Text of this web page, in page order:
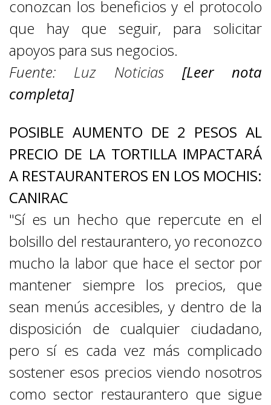
conozcan los beneficios y el protocolo
que hay que seguir, para solicitar
apoyos para sus negocios.
Fuente: Luz Noticias [Leer nota
completa]
POSIBLE AUMENTO DE 2 PESOS AL
PRECIO DE LA TORTILLA IMPACTARÁ
A RESTAURANTEROS EN LOS MOCHIS:
CANIRAC
"Sí es un hecho que repercute en el
bolsillo del restaurantero, yo reconozco
mucho la labor que hace el sector por
mantener siempre los precios, que
sean menús accesibles, y dentro de la
disposición de cualquier ciudadano,
pero sí es cada vez más complicado
sostener esos precios viendo nosotros
como sector restaurantero que sigue